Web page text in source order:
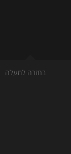
בחזרה למעלה